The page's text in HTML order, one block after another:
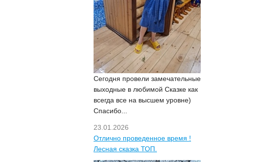
Сегодня провели замечательные
выходные в любимой Сказке как
всегда все на высшем уровне)
Спасибо...
23.01.2026
Отлично проведенное время !
Лесная сказка ТОП.